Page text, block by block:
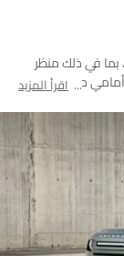
بما في ذلك منظر
أمامي متوسط,
هوائي السقف,
متوسط الزاوية
اقرأ المزيد